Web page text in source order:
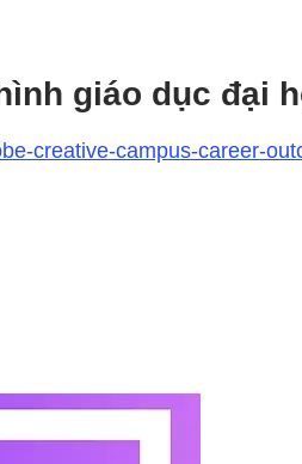
giáo dục đại
creative-campus-career-